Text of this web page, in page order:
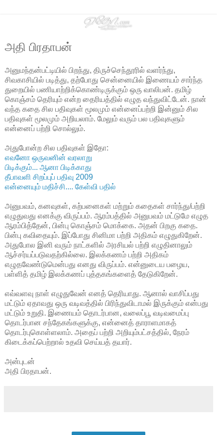
அதி பிரதாபன்
அனுமந்தன்பட்டியில் பிறந்து, திருச்செந்தூரில் வளர்ந்து,
சிவகாசியில் படித்து, தற்போது சென்னையில் இணையம் சார்ந்த
துறையில் பணியாற்றிக்கொண்டிருக்கும் ஒரு வாலிபன். தமிழ்
கொஞ்சம் தெரியும் என்ற தைரியத்தில் எழுத வந்துவிட்டேன். நான்
வந்த கதை சில பதிவுகள் மூலமும் என்னைப்பற்றி இன்னும் சில
பதிவுகள் மூலமும் அறியலாம். மேலும் வரும் பல பதிவுகளும்
என்னைப் பற்றி சொல்லும்.
அதுபோன்ற சில பதிவுகள் இதோ:
எவனோ ஒருவனின் வரலாறு
பிடிக்கும்... ஆனா பிடிக்காது
தீபாவளி சிறப்புப் பதிவு 2009
என்னையும் மதிச்சி.... கேள்வி பதில்
அனுபவம், கனவுகள், கற்பனைகள் மற்றும் கதைகள் சார்ந்து/பற்றி
எழுதுவது எனக்கு விருப்பம். ஆரம்பத்தில் அனுபவம் மட்டுமே எழுத
ஆரம்பித்தேன், பின்பு கொஞ்சம் மொக்கை. அதன் பிறகு கதை.
பின்பு கவிதையும். இப்போது சினிமா பற்றி அதிகம் எழுதுகிறேன்.
அதுபோல இனி வரும் நாட்களில் அரசியல் பற்றி எழுதினாலும்
ஆச்சர்யப்படுவதற்கில்லை. இலக்கணம் பற்றி அதிகம்
எழுதவேண்டுமென்பது எனது விருப்பம். என்னுடைய பழைய,
பள்ளித் தமிழ் இலக்கணப் புத்தகங்களைத் தேடுகிறேன்.
எவ்வளவு நாள் எழுதுவேன் எனத் தெரியாது. ஆனால் வாசிப்பது
மட்டும் ஏதாவது ஒரு வடிவத்தில் பிரிந்துவிடாமல் இருக்கும் என்பது
மட்டும் உறுதி. இணையம் தொடர்பான, வலைப்பூ வடிவமைப்பு
தொடர்பான சந்தேகங்களுக்கு, என்னைத் தாராளமாகத்
தொடர்புகொள்ளலாம். அதைப் பற்றி அறியும்பட்சத்தில், நேரம்
கிடைக்கப்பெற்றால் உதவி செய்யத் தயார்.
அன்புடன்
அதி பிரதாபன்.